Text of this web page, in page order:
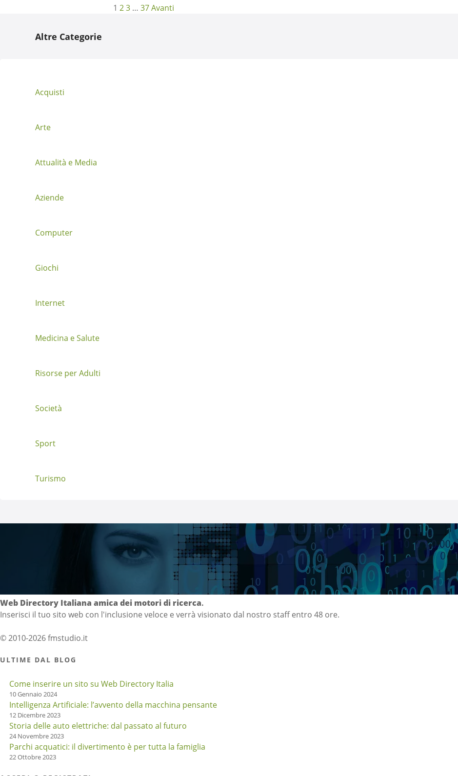
N
1 23 … 37Avanti
Altre Categorie
Acquisti
Arte
Attualità e Media
Aziende
Computer
Giochi
Internet
Medicina e Salute
Risorse per Adulti
Società
Sport
Turismo
Web Directory Italiana amica dei motori di ricerca.
Inserisci il tuo sito web con l'inclusione veloce e verrà visionato dal nostro staff entro 48 ore.
© 2010-2026 fmstudio.it
ULTIME DAL BLOG
Come inserire un sito su Web Directory Italia
10 Gennaio 2024
Intelligenza Artificiale: l’avvento della macchina pensante
12 Dicembre 2023
Storia delle auto elettriche: dal passato al futuro
24 Novembre 2023
Parchi acquatici: il divertimento è per tutta la famiglia
22 Ottobre 2023